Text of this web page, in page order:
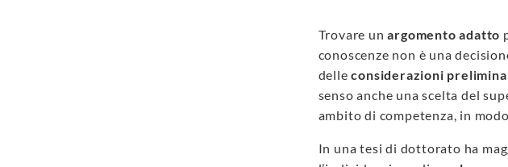
Trovare unargomento adatto
conoscenze non è una
delleconsiderazioni
senso anche una scelta del
ambito di competenza, in
In una tesi di dottorato ha